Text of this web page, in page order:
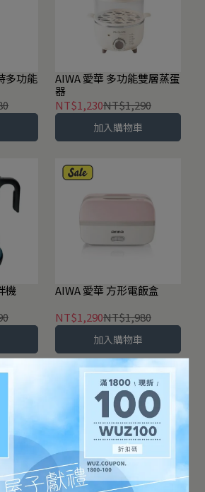
多功能
AIWA 愛華 多功能雙層蒸蛋
器
NT$1,230NT$1,290
加入購物車
機
AIWA 愛華 方形電飯盒
NT$1,290NT$1,980
加入購物車